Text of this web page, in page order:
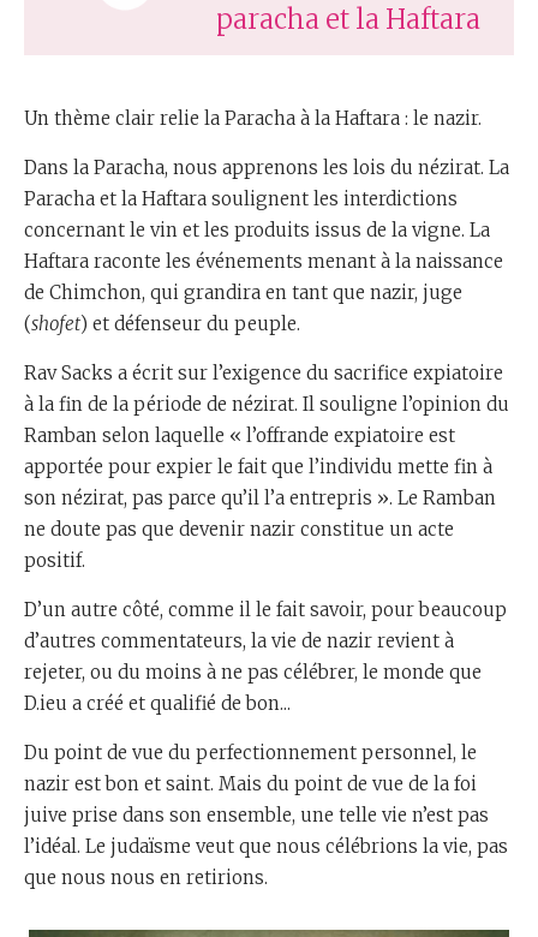
paracha et la Haftara
Un thème clair relie la Paracha à la Haftara : le nazir.
Dans la Paracha, nous apprenons les lois du nézirat. La
Paracha et la Haftara soulignent les interdictions
concernant le vin et les produits issus de la vigne. La
Haftara raconte les événements menant à la naissance
de Chimchon, qui grandira en tant que nazir, juge
(shofet) et défenseur du peuple.
Rav Sacks a écrit sur l’exigence du sacrifice expiatoire
à la fin de la période de nézirat. Il souligne l’opinion du
Ramban selon laquelle « l’offrande expiatoire est
apportée pour expier le fait que l’individu mette fin à
son nézirat, pas parce qu’il l’a entrepris ». Le Ramban
ne doute pas que devenir nazir constitue un acte
positif.
D’un autre côté, comme il le fait savoir, pour beaucoup
d’autres commentateurs, la vie de nazir revient à
rejeter, ou du moins à ne pas célébrer, le monde que
D.ieu a créé et qualifié de bon...
Du point de vue du perfectionnement personnel, le
nazir est bon et saint. Mais du point de vue de la foi
juive prise dans son ensemble, une telle vie n’est pas
l’idéal. Le judaïsme veut que nous célébrions la vie, pas
que nous nous en retirions.